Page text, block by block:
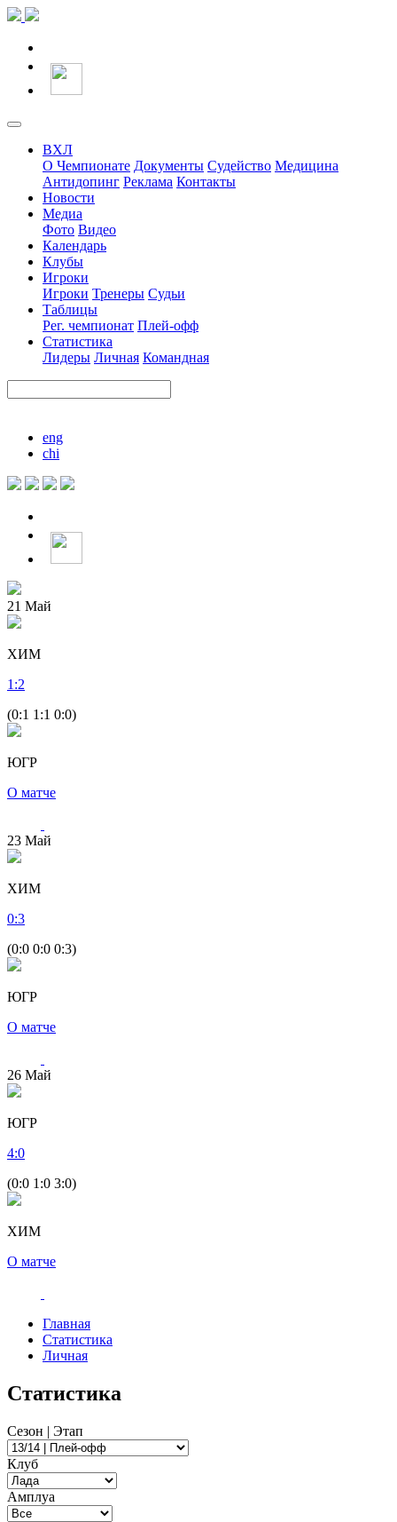
ВХЛ
О Чемпионате Документы Судейство Медицина
Антидопинг Реклама Контакты
Новости
Медиа
Фото Видео
Календарь
Клубы
Игроки
Игроки Тренеры Судьи
Таблицы
Рег. чемпионат Плей-офф
Статистика
Лидеры Личная Командная
eng
chi
21 Май
ХИМ
1 :2
(0:1 1:1 0:0)
ЮГР
О матче
23 Май
ХИМ
0:3
(0:0 0:0 0:3)
ЮГР
О матче
26 Май
ЮГР
4:0
(0:0 1:0 3:0)
ХИМ
О матче
Главная
Статистика
Личная
Статистика
Сезон | Этап
Клуб
Амплуа